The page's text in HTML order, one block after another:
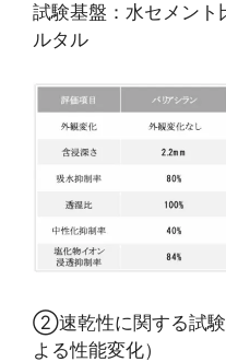
試験基盤：水セメン
ルタル
②速乾性に関する試験
よる性能変化）